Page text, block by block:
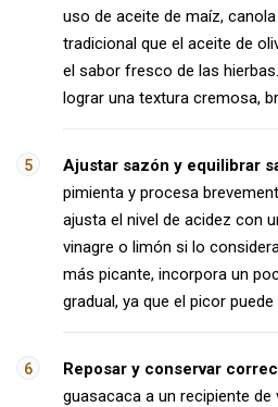
uso de aceite de maíz,
tradicional que el aceite de
el sabor fresco de las
lograr una textura cremosa,
Ajustar sazón y equilibrar
pimienta y procesa
ajusta el nivel de acidez con
vinagre o limón si lo
más picante, incorpora un
gradual, ya que el picor
Reposar y conservar
guasacaca a un recipiente